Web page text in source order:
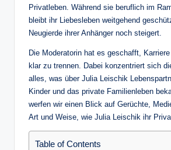
Privatleben. Während sie beruflich im
bleibt ihr Liebesleben weitgehend
Neugierde ihrer Anhänger noch steigert.
Die Moderatorin hat es geschafft,
klar zu trennen. Dabei konzentriert sich
alles, was über Julia Leischik
Kinder und das private Familienleben
werfen wir einen Blick auf Gerüchte,
Art und Weise, wie Julia Leischik ihr
Table of Contents